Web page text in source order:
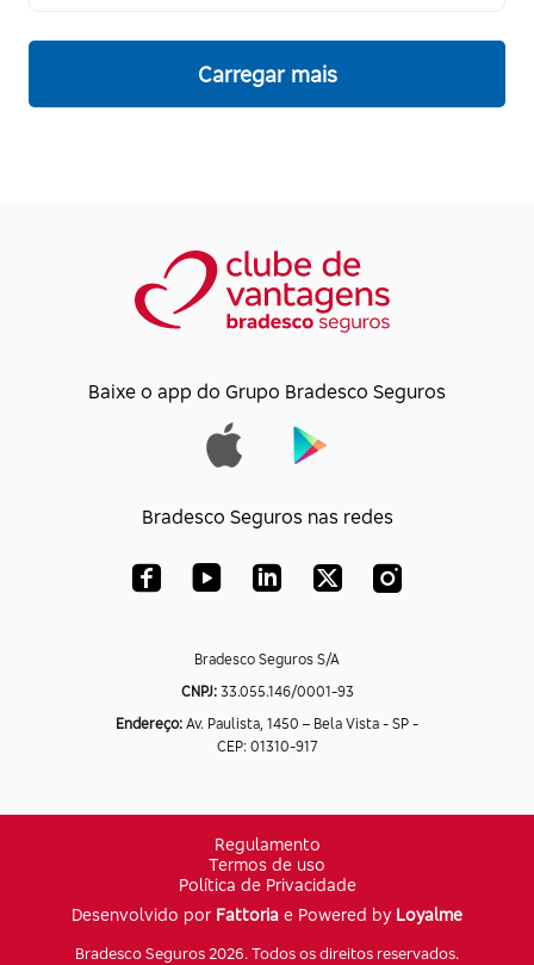
Carregar mais
Baixe o app do Grupo Bradesco Seguros
Bradesco Seguros nas redes
Bradesco Seguros S/A
CNPJ:33.055.146/0001-93
Endereço: Av. Paulista, 1450 – Bela Vista - SP -
CEP: 01310-917
Bradesco Seguros 2026. Todos os direitos reservados.
Regulamento
Termos de uso
Política de Privacidade
Desenvolvido por Fattoria e Powered by Loyalme